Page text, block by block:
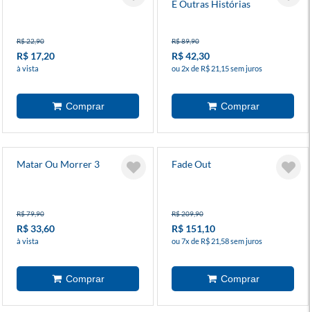
R$ 22,90
R$ 17,20
à vista
E Outras Histórias
R$ 89,90
R$ 42,30
ou 2x de R$ 21,15 sem juros
Matar Ou Morrer 3
R$ 79,90
R$ 33,60
à vista
Fade Out
R$ 209,90
R$ 151,10
ou 7x de R$ 21,58 sem juros